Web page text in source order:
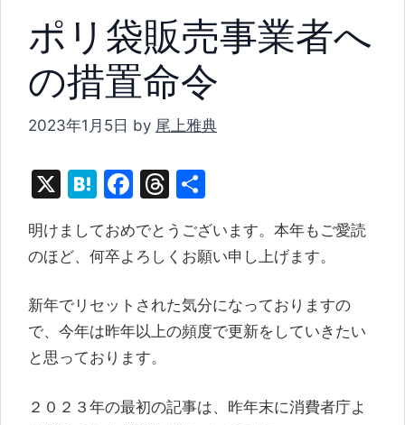
ポリ袋販売事業者へ
の措置命令
2023年1月5日 by 尾上雅典
X
H
e
n
a
F
c
e
b
o
o
T
e
a
d
s
明けましておめでとうございます。本年もご愛読
のほど、何卒よろしくお願い申し上げます。
新年でリセットされた気分になっておりますの
で、今年は昨年以上の頻度で更新をしていきたい
と思っております。
２０２３年の最初の記事は、昨年末に消費者庁よ